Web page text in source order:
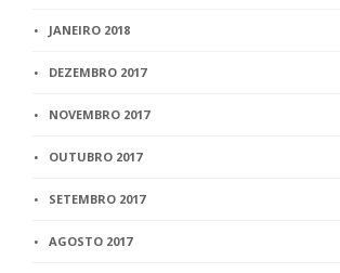
JANEIRO 2018
DEZEMBRO 2017
NOVEMBRO 2017
OUTUBRO 2017
SETEMBRO 2017
AGOSTO 2017